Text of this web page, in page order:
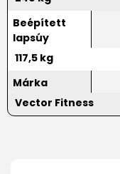
Beépített
lapsúy
117,5 kg
Márka
Vector Fitness